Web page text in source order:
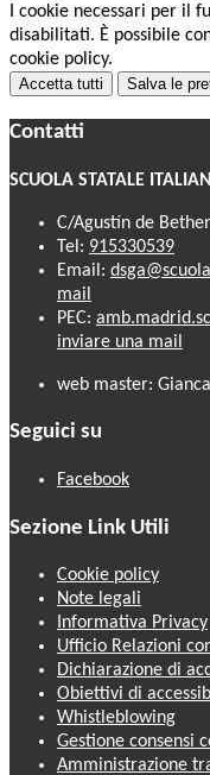
I cookie necessari per il
disabilitati. È possibile
cookie policy.
Accetta tutti Salva le
Contatti
SCUOLA STATALE
C/Agustín de
Tel: 915330539
Email:
mail
PEC:
inviare una mail
web master:
Seguici su
Facebook
Sezione Link Utili
Cookie policy
Note legali
Informativa Privacy
Ufficio Relazioni
Dichiarazione di
Obiettivi di
Whistleblowing
Gestione consensi
Amministrazione